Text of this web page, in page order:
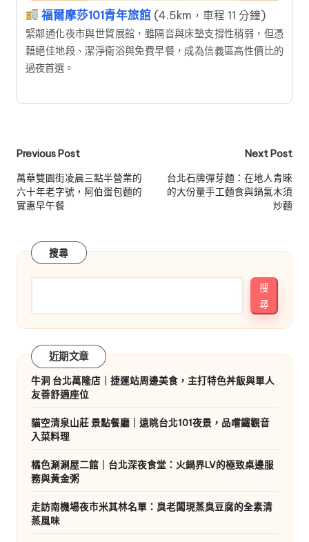
福爾摩莎101青年旅館 (4.5km，車程 11 分鐘)
緊鄰通化夜市與世貿展館，雖隔音與床墊支撐性稍弱，但憑
藉絕佳地段、潔淨衛浴與免費早餐，成為信義區高性價比的
過夜首選。
Post
navigation
Previous Post
萬華雙園街凌晨三點半營業的
六十年老字號，阿伯蛋包麵的
實惠早午餐
Next Post
台北石牌彈芽麵：在地人青睞
的大份量手工麵食與鍋氣木須
炒麵
搜尋
搜
尋
近期文章
牛洞 台北萬隆店｜捷運站周邊美食，主打特色丼飯與單人
友善舒適座位
貓空清泉山莊 景點餐廳｜遠眺台北101夜景，品嚐鐵觀音
入菜料理
橘色涮涮屋二館｜台北深夜食堂：火鍋界LV的極致桌邊服
務與黃金粥
走訪南機場夜市米其林名單：臭老闆現蒸臭豆腐的全素清
蒸風味